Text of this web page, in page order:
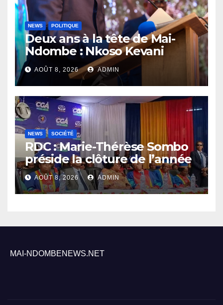
NEWS POLITIQUE
Deux ans à la tête de Mai-
Ndombe : Nkoso Kevani
défend son bilan et fait de la
sécurité sa priorité
AOÛT 8, 2026 ADMIN
NEWS SOCIÉTÉ
RDC : Marie-Thérèse Sombo
préside la clôture de l’année
académique 2025-2026 à
l’UNIKIN
AOÛT 8, 2026 ADMIN
MAI-NDOMBENEWS.NET